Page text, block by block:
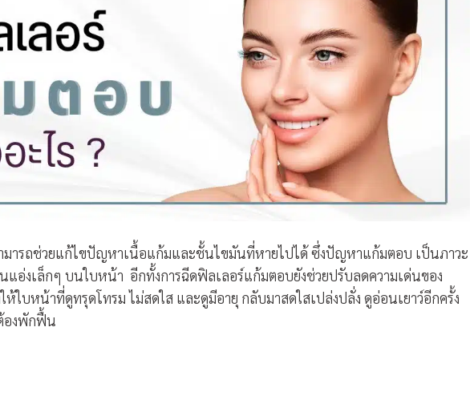
มารถช่วยแก้ไขปัญหาเนื้อแก้มและชั้นไขมันที่หายไปได้ ซึ่งปัญหาแก้มตอบ เป็นภาวะ
อ่งเล็กๆ บนใบหน้า อีกทั้งการฉีดฟิลเลอร์แก้มตอบยังช่วยปรับลดความเด่นของ
ใบหน้าที่ดูทรุดโทรม ไม่สดใส และดูมีอายุ กลับมาสดใสเปล่งปลั่ง ดูอ่อนเยาว์อีกครั้ง
องพักฟื้น